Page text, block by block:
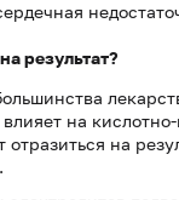
результат?
на
на